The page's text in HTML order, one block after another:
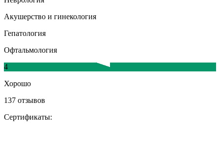
Акушерство и гинекология
Гепатология
Офтальмология
4
Хорошо
137 отзывов
Сертификаты: